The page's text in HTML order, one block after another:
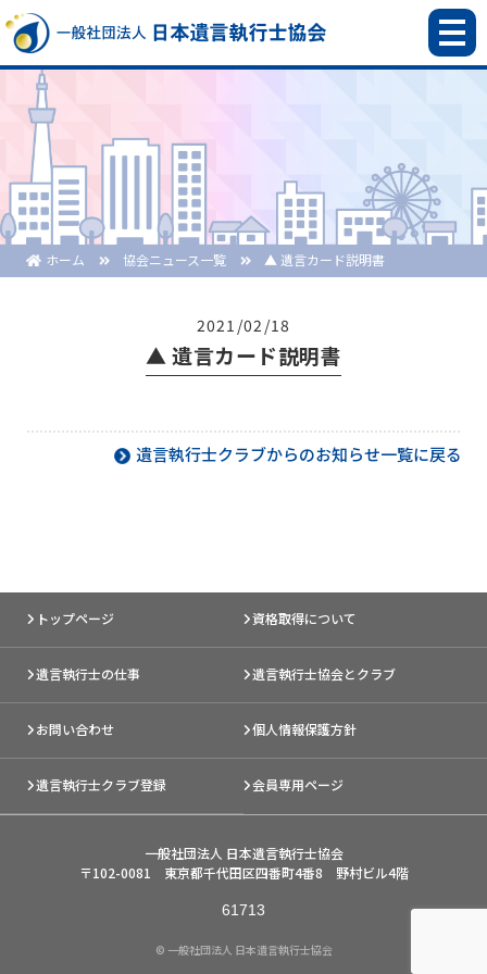
ホーム 協会ニュース一覧 ▲ 遺言カード説明書
2021/02/18
▲ 遺言カード説明書
遺言執行士クラブからのお知らせ一覧に戻る
トップページ 資格取得について
遺言執行士の仕事 遺言執行士協会とクラブ
お問い合わせ 個人情報保護方針
遺言執行士クラブ登録 会員専用ページ
一般社団法人 日本遺言執行士協会
〒102-0081 東京都千代田区四番町4番8 野村ビル4階
© 一般社団法人 日本遺言執行士協会